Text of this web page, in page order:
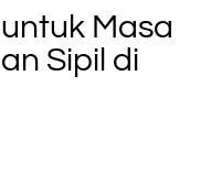
Masa
Sipil di